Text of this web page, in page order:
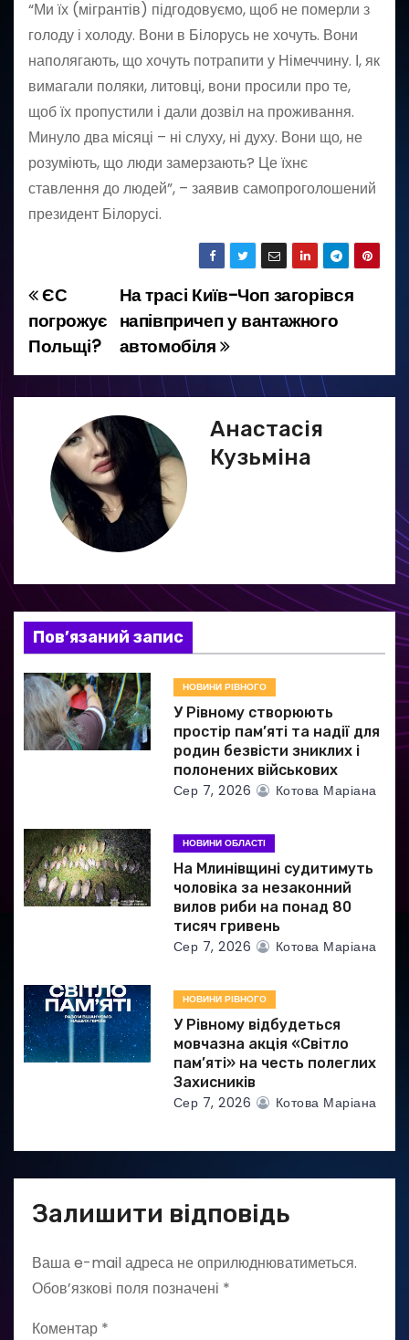
“Ми їх (мігрантів) підгодовуємо, щоб не померли з
голоду і холоду. Вони в Білорусь не хочуть. Вони
наполягають, що хочуть потрапити у Німеччину. І, як
вимагали поляки, литовці, вони просили про те,
щоб їх пропустили і дали дозвіл на проживання.
Минуло два місяці – ні слуху, ні духу. Вони що, не
розуміють, що люди замерзають? Це їхнє
ставлення до людей”, – заявив самопроголошений
президент Білорусі.
Н
а
в
я
з
а
п
и
і
в
На трасі Київ-Чоп загорівся
напівпричеп у вантажного
автомобіля
ЄС
погрожує
Польщі?
Анастасія
Кузьміна
Пов’язаний запис
НОВИНИ РІВНОГО
У Рівному створюють
простір пам’яті та надії для
родин безвісти зниклих і
полонених військових
Сер 7, 2026 Котова Маріана
НОВИНИ ОБЛАСТІ
На Млинівщині судитимуть
чоловіка за незаконний
вилов риби на понад 80
тисяч гривень
Сер 7, 2026 Котова Маріана
НОВИНИ РІВНОГО
У Рівному відбудеться
мовчазна акція «Світло
пам’яті» на честь полеглих
Захисників
Сер 7, 2026 Котова Маріана
Залишити відповідь
Ваша e-mail адреса не оприлюднюватиметься.
Обов’язкові поля позначені *
Коментар *